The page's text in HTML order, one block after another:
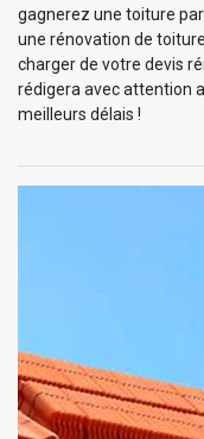
gagnerez une toiture
une rénovation de
charger de votre devis
rédigera avec attention
meilleurs délais !